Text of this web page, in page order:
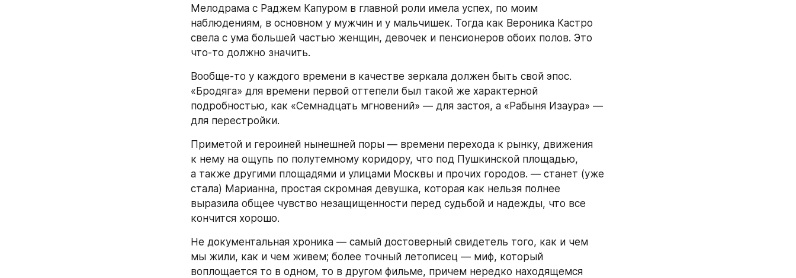
Мелодрама с Раджем Капуром в главной роли имела успех, по моим
наблюдениям, в основном у мужчин и у мальчишек. Тогда как Вероника Кастро
свела с ума большей частью женщин, девочек и пенсионеров обоих полов. Это
что-то должно значить.
Вообще-то у каждого времени в качестве зеркала должен быть свой эпос.
«Бродяга» для времени первой оттепели был такой же характерной
подробностью, как «Семнадцать мгновений» — для застоя, а «Рабыня Изаура» —
для перестройки.
Приметой и героиней нынешней поры — времени перехода к рынку, движения
к нему на ощупь по полутемному коридору, что под Пушкинской площадью,
а также другими площадями и улицами Москвы и прочих городов. — станет (уже
стала) Марианна, простая скромная девушка, которая как нельзя полнее
выразила общее чувство незащищенности перед судьбой и надежды, что все
кончится хорошо.
Не документальная хроника — самый достоверный свидетель того, как и чем
мы жили, как и чем живем; более точный летописец — миф, который
воплощается то в одном, то в другом фильме, причем нередко находящемся